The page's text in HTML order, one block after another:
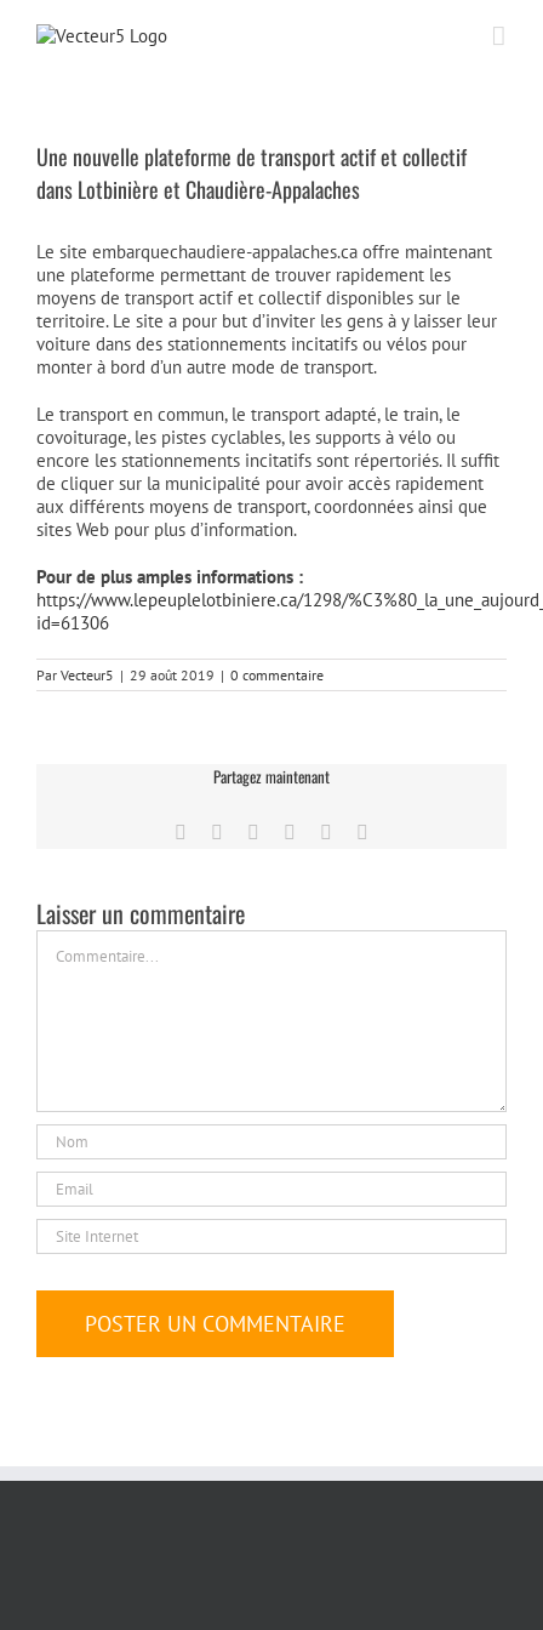
Une nouvelle plateforme de transport actif et collectif
dans Lotbinière et Chaudière-Appalaches
Le site embarquechaudiere-appalaches.ca offre maintenant
une plateforme permettant de trouver rapidement les
moyens de transport actif et collectif disponibles sur le
territoire. Le site a pour but d’inviter les gens à y laisser leur
voiture dans des stationnements incitatifs ou vélos pour
monter à bord d’un autre mode de transport.
Le transport en commun, le transport adapté, le train, le
covoiturage, les pistes cyclables, les supports à vélo ou
encore les stationnements incitatifs sont répertoriés. Il suffit
de cliquer sur la municipalité pour avoir accès rapidement
aux différents moyens de transport, coordonnées ainsi que
sites Web pour plus d’information.
Pour de plus amples informations :
https://www.lepeuplelotbiniere.ca/1298/
id=61306
Par Vecteur5 | 29 août 2019 | 0 commentaire
Partagez maintenant
Facebook
TwitterLinkedIn
TumblrPinterest
Laisser un commentaire